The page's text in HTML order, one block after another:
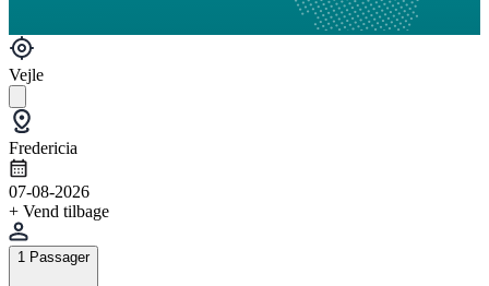
Vejle
Fredericia
07-08-2026
+ Vend tilbage
1 Passager